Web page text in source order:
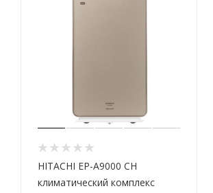
HITACHI EP-A9000 CH
климатический комплекс